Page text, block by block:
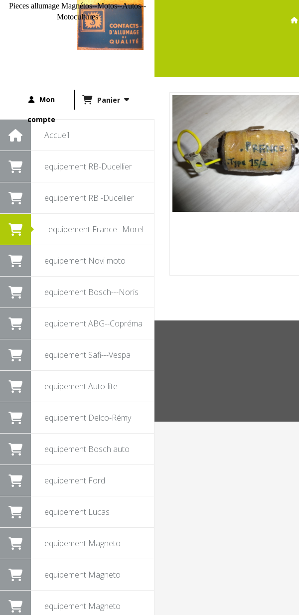
Pieces allumage Magnétos--Motos--Autos--
Motocultures
Mon
compte
Panier
Accueil
equipement RB-Ducellier
equipement RB -Ducellier
equipement France--Morel
equipement Novi moto
equipement Bosch---Noris
equipement ABG--Copréma
equipement Safi---Vespa
equipement Auto-lite
equipement Delco-Rémy
equipement Bosch auto
equipement Ford
equipement Lucas
equipement Magneto
equipement Magneto
equipement Magneto